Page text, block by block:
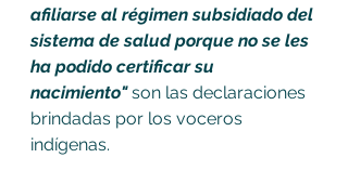
afiliarse al régimen subsidiado del
sistema de salud porque no se les
ha podido certificar su
nacimiento" son las declaraciones
brindadas por los voceros
indígenas.